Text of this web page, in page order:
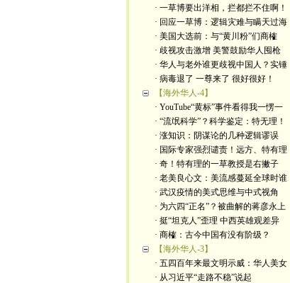
· 一草博要出洋相，拦都拦不住啊！
· 回应一草博：逻辑灾难与瞒天过海
· 美国大选前：与“黄川粉”们商榷
· 歧视攻击激增 美警鼓励华人囤枪
· 华人与老外谁更歧视中国人？实锤
· 病毒退了 一尊来了 很好很好！
【海外华人-4】
· YouTube“黄标”事件看得我一愣一
· “流氓科学”？科学鉴定：特无理！
· 涨知识：阴谋论的几种逻辑谬误
· 国际专家强烈谴责！远方、特有理
· 奇！特有理的一草教授是右撇子
· 老美良心文：美流感蔓延全球时谁
· 武汉疫情的美式思维与中式视角
· 为六四“正名”？被曲解的蒋彦永上
· 挺“坦克人”歪理 中西英雄观差异
· 商榷：古今中国有没有阶级？
【海外华人-3】
· 五四百年来最文明示威：华人美女
· 从习近平“走路不稳”说起